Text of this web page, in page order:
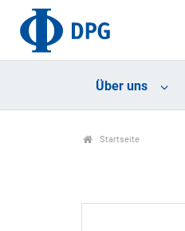
Über uns
Startseite